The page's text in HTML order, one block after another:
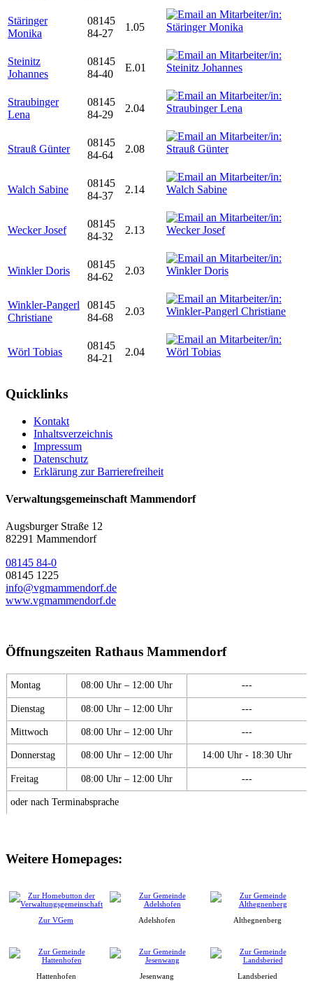
Stäringer
Monika
08145
84-27
1.05
Steinitz
Johannes
08145
84-40
E.01
Straubinger
Lena
08145
84-29
2.04
Strauß Günter
08145
84-64
2.08
Walch Sabine
08145
84-37
2.14
Wecker Josef
08145
84-32
2.13
Winkler Doris
08145
84-62
2.03
Winkler-Pangerl
Christiane
08145
84-68
2.03
Wörl Tobias
08145
84-21
2.04
Quicklinks
Kontakt
Inhaltsverzeichnis
Impressum
Datenschutz
Erklärung zur Barrierefreiheit
Verwaltungsgemeinschaft Mammendorf
Augsburger Straße 12
82291 Mammendorf
08145 84-0
08145 1225
info@vgmammendorf.de
www.vgmammendorf.de
Öffnungszeiten Rathaus Mammendorf
Montag 08:00 Uhr – 12:00 Uhr ---
Dienstag 08:00 Uhr – 12:00 Uhr ---
Mittwoch 08:00 Uhr – 12:00 Uhr ---
Donnerstag 08:00 Uhr – 12:00 Uhr 14:00 Uhr - 18:30 Uhr
Freitag 08:00 Uhr – 12:00 Uhr ---
oder nach Terminabsprache
Weitere Homepages:
Zur VGem Adelshofen Althegnenberg
Hattenhofen Jesenwang Landsberied